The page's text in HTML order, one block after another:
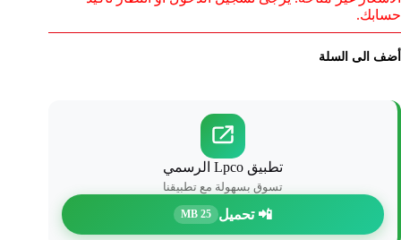
حسابك.
أضف الى السلة
تطبيق Lpco الرسمي
تسوق بسهولة مع تطبيقنا
📲 تحميل 25 MB